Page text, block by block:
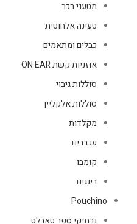
מטעני רכב
טעינה אלחוטית
כבלים ומתאמים
אוזניות קשת ON EAR
סוללות גיבוי
סוללות אלקליין
מקלדות
עכברים
קומבו
רינגים
Pouchino
נרתיקי ספר טאבלט